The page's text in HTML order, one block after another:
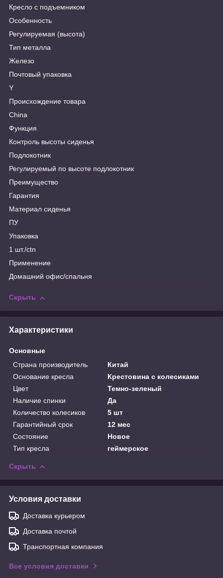
Кресло с подъемником
Особенность
Регулируемая (высота)
Тип металла
Железо
Почтовый упаковка
Y
Происхождение товара
China
Функция
Контроль высоты сиденья
Подлокотник
Регулируемый по высоте подлокотник
Преимущество
Гарантия
Материал сиденья
ПУ
Упаковка
1 шт./ctn
Применение
Домашний офис/спальня
Скрыть
Характеристики
Основные
Страна производитель
Китай
Основание кресла
Крестовина с колесиками
Цвет
Темно-зеленый
Наличие спинки
Да
Количество колесиков
5 шт
Гарантийный срок
12 мес
Состояние
Новое
Тип кресла
геймерское
Скрыть
Условия доставки
Доставка курьером
Доставка почтой
Транспортная компания
Все условия доставки